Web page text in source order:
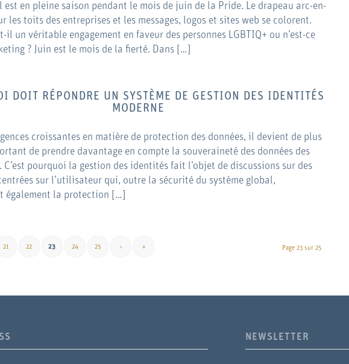
est en pleine saison pendant le mois de juin de la Pride. Le drapeau arc-en-
les toits des entreprises et les messages, logos et sites web se colorent.
il un véritable engagement en faveur des personnes LGBTIQ+ ou n’est-ce
? Juin est le mois de la fierté. Dans […]
DOIT RÉPONDRE UN SYSTÈME DE GESTION DES IDENTITÉS
MODERNE
croissantes en matière de protection des données, il devient de plus
de prendre davantage en compte la souveraineté des données des
pourquoi la gestion des identités fait l’objet de discussions sur des
sur l’utilisateur qui, outre la sécurité du système global,
également la protection […]
Page 23 sur 25
21 22 23 24 25 › »
NEWSLETTER